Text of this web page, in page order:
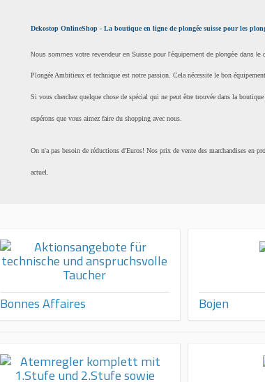
Dekostop OnlineShop - La boutique en ligne de plongée suisse pour les
Nous sommes votre revendeur en Suisse pour l'équipement de plongée dans
Plongée Ambitieux et technique est notre passion. Cela nécessite le bon
Si vous cherchez quelque chose de spécial qui ne peut être trouvée dans la
espérons que vous aimez faire du shopping avec nous.
On n'a pas besoin de réductions d'Euros! Nos prix de vente des marchandises en
actuel.
Bonnes Affaires Bojen